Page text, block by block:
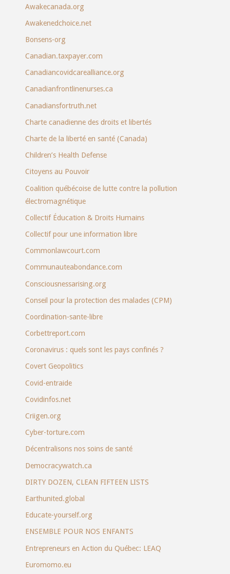
Awakecanada.org
Awakenedchoice.net
Bonsens-org
Canadian.taxpayer.com
Canadiancovidcarealliance.org
Canadianfrontlinenurses.ca
Canadiansfortruth.net
Charte canadienne des droits et libertés
Charte de la liberté en santé (Canada)
Children’s Health Defense
Citoyens au Pouvoir
Coalition québécoise de lutte contre la pollution
électromagnétique
Collectif Éducation & Droits Humains
Collectif pour une information libre
Commonlawcourt.com
Communauteabondance.com
Consciousnessarising.org
Conseil pour la protection des malades (CPM)
Coordination-sante-libre
Corbettreport.com
Coronavirus : quels sont les pays confinés ?
Covert Geopolitics
Covid-entraide
Covidinfos.net
Criigen.org
Cyber-torture.com
Décentralisons nos soins de santé
Democracywatch.ca
DIRTY DOZEN, CLEAN FIFTEEN LISTS
Earthunited.global
Educate-yourself.org
ENSEMBLE POUR NOS ENFANTS
Entrepreneurs en Action du Québec: LEAQ
Euromomo.eu